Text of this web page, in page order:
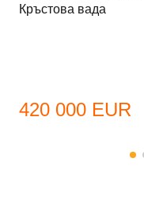
Кръстова вада
420 000 EUR